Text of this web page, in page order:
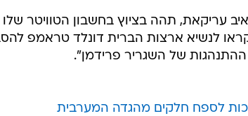
עריקאת, תהה בציוץ בחשבון הטוויטר שלו
לנשיא ארצות הברית דונלד טראמפ
ההתנהגות של השגריר פרידמן".
לספח חלקים מהגדה המערבית